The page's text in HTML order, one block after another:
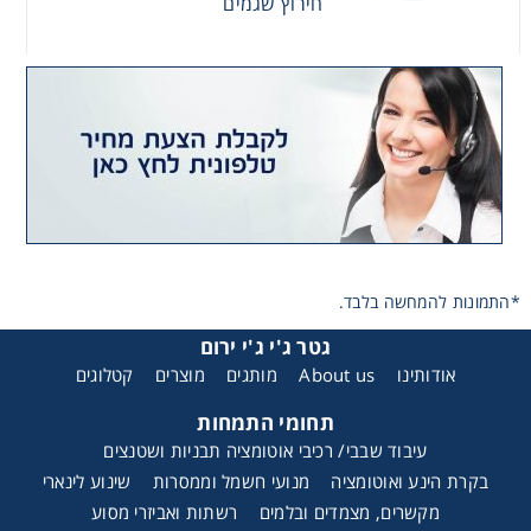
*התמונות להמחשה בלבד.
גטר ג'י ג'י ירום
אודותינו About us מותגים מוצרים קטלוגים
תחומי התמחות
עיבוד שבבי/ רכיבי אוטומציה תבניות ושטנצים
בקרת הינע ואוטומציה
מנועי חשמל וממסרות
שינוע לינארי
מקשרים, מצמדים ובלמים
רשתות ואביזרי מסוע
חירוץ שגמים